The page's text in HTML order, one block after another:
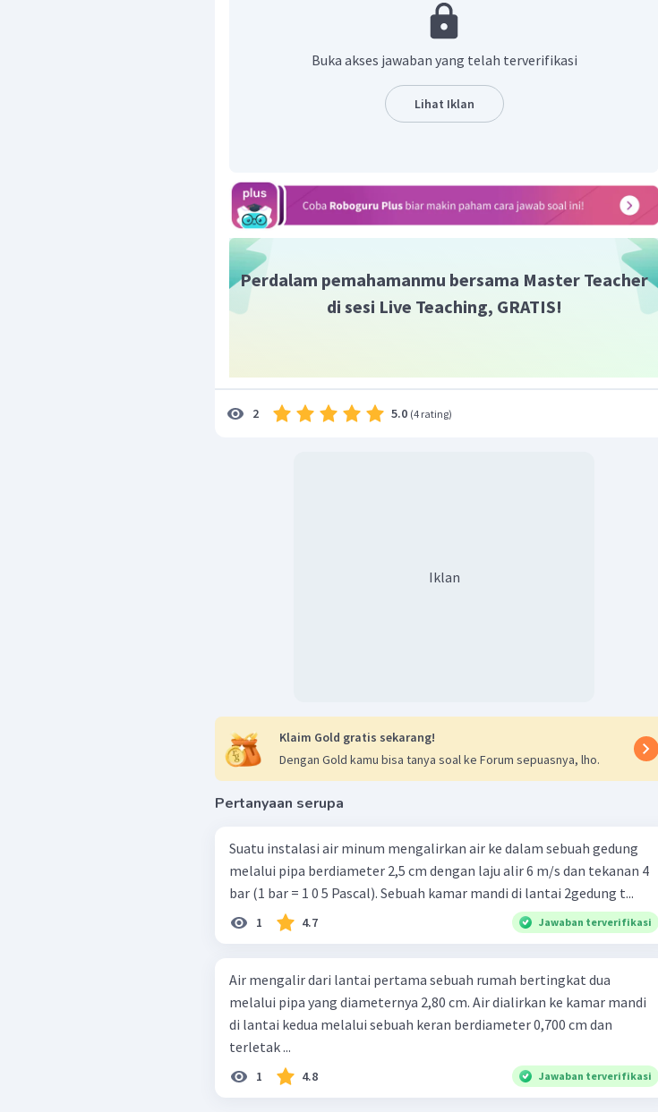
5
A1 ×10
m
A1 = 0,6 cm
Dengan demikian, luas penampang (A
Buka akses jawaban yang telah terverifikasi
Lihat Iklan
Perdalam pemahamanmu bersama Master Teacher
di sesi Live Teaching, GRATIS!
2 5.0 (4 rating)
Iklan
Klaim Gold gratis sekarang!
Dengan Gold kamu bisa tanya soal ke Forum sepuasnya, lho.
Pertanyaan serupa
Suatu instalasi air minum mengalirkan air ke dalam sebuah gedung
melalui pipa berdiameter 2,5 cm dengan laju alir 6 m/s dan tekanan 4
bar (1 bar = 1 0 5 Pascal). Sebuah kamar mandi di lantai 2gedung t...
1 4.7 Jawaban terverifikasi
Air mengalir dari lantai pertama sebuah rumah bertingkat dua
melalui pipa yang diameternya 2,80 cm. Air dialirkan ke kamar mandi
di lantai kedua melalui sebuah keran berdiameter 0,700 cm dan
terletak ...
1 4.8 Jawaban terverifikasi